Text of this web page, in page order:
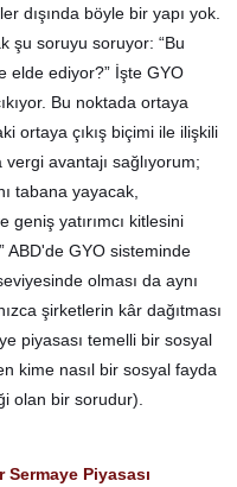
dışında böyle bir yapı yok.
şu soruyu soruyor: “Bu
elde ediyor?” İşte GYO
Bu noktada ortaya
ortaya çıkış biçimi ile ilişkili
avantajı sağlıyorum;
tabana yayacak,
geniş yatırımcı kitlesini
ABD'de GYO sisteminde
olması da aynı
şirketlerin kâr dağıtması
piyasası temelli bir sosyal
kime nasıl bir sosyal fayda
olan bir sorudur).
Sermaye Piyasası